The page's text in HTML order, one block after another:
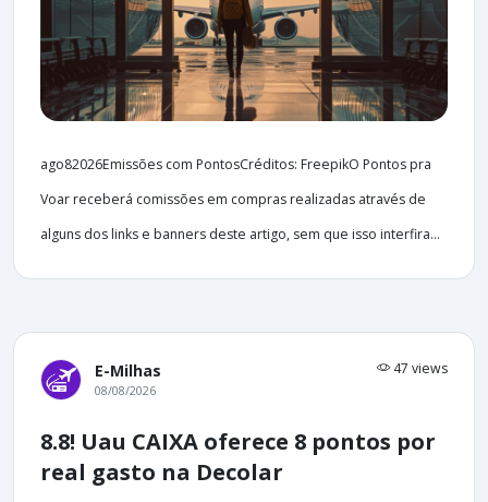
ago82026Emissões com PontosCréditos: FreepikO Pontos pra
Voar receberá comissões em compras realizadas através de
alguns dos links e banners deste artigo, sem que isso interfira...
E-Milhas 47 views
08/08/2026
8.8! Uau CAIXA oferece 8 pontos por
real gasto na Decolar